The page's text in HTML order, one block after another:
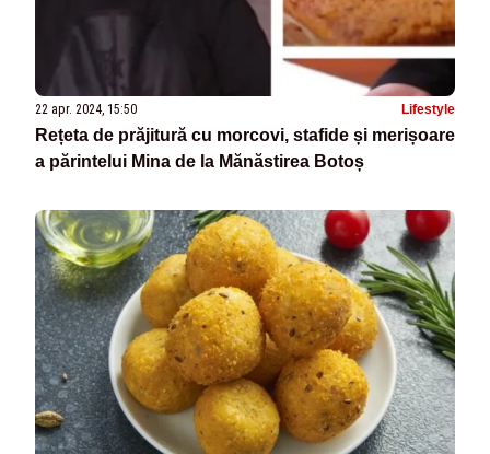
22 apr. 2024, 15:50 Lifestyle
Rețeta de prăjitură cu morcovi, stafide și merișoare
a părintelui Mina de la Mănăstirea Botoș